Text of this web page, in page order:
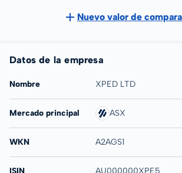
Nuevo valor de
Datos de la empresa
Nombre XPED LTD
Mercado principal ASX
WKN A2AGS1
ISIN AU000000XPE5